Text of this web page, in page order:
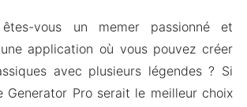
vous un memer passionné et
application où vous pouvez créer
avec plusieurs légendes ? Si
Generator Pro serait le meilleur choix